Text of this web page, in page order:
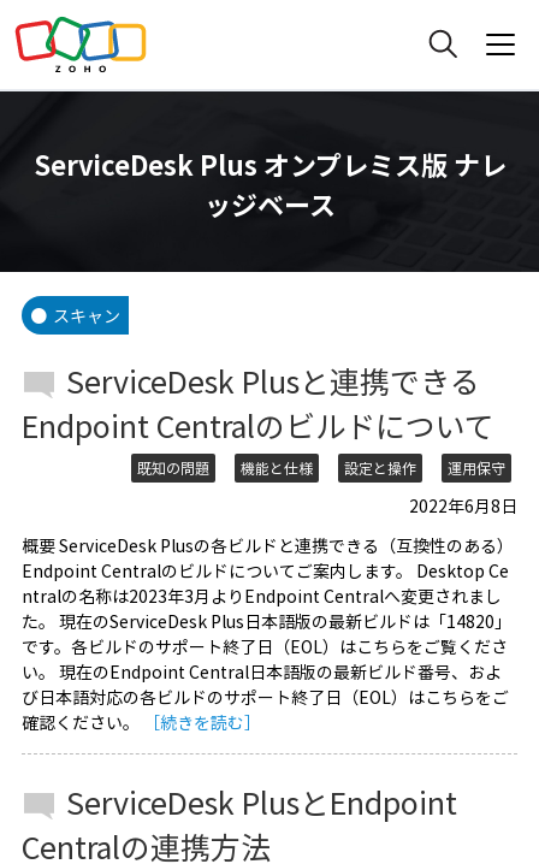
ServiceDesk Plus オンプレミス版 ナレ
ッジベース
スキャン
ServiceDesk Plusと連携できる
Endpoint Centralのビルドについて
既知の問題 機能と仕様 設定と操作 運用保守
2022年6月8日
概要 ServiceDesk Plusの各ビルドと連携できる（互換性のある）
Endpoint Centralのビルドについてご案内します。 Desktop Ce
ntralの名称は2023年3月よりEndpoint Centralへ変更されまし
た。 現在のServiceDesk Plus日本語版の最新ビルドは「14820」
です。各ビルドのサポート終了日（EOL）はこちらをご覧くださ
い。 現在のEndpoint Central日本語版の最新ビルド番号、およ
び日本語対応の各ビルドのサポート終了日（EOL）はこちらをご
確認ください。
［続きを読む］
ServiceDesk PlusとEndpoint
Centralの連携方法